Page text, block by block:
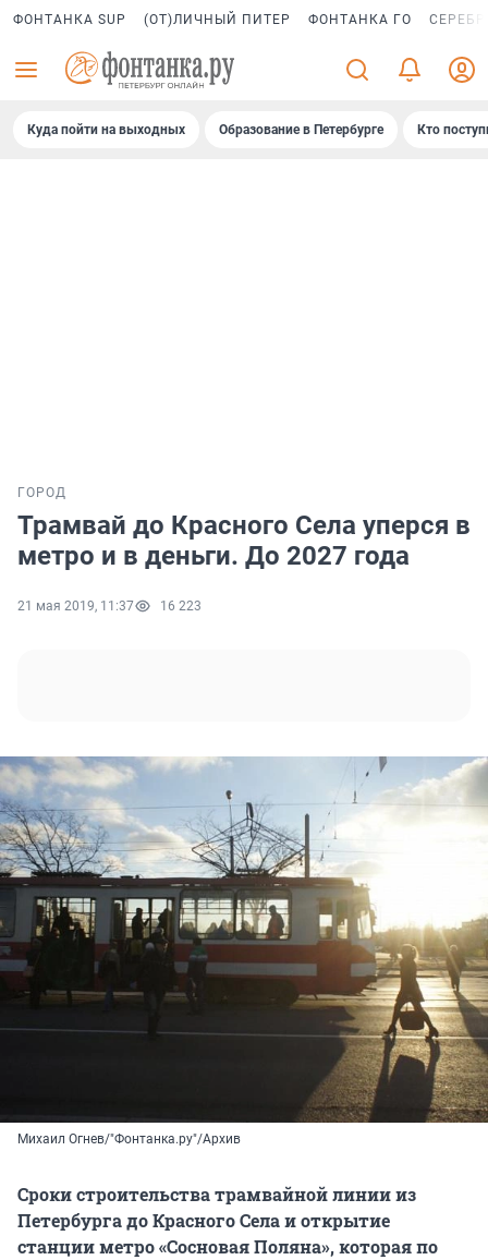
ФОНТАНКА SUP (ОТ)ЛИЧНЫЙ ПИТЕР ФОНТАНКА ГО
Куда пойти на выходных Образование в Петербурге Кто
ГОРОД
Трамвай до Красного Села уперся в
метро и в деньги. До 2027 года
21 мая 2019, 11:37 16 223
Михаил Огнев/"Фонтанка.ру"/Архив
Cроки строительства трамвайной линии из
Петербурга до Красного Села и открытие
станции метро «Сосновая Поляна», которая по